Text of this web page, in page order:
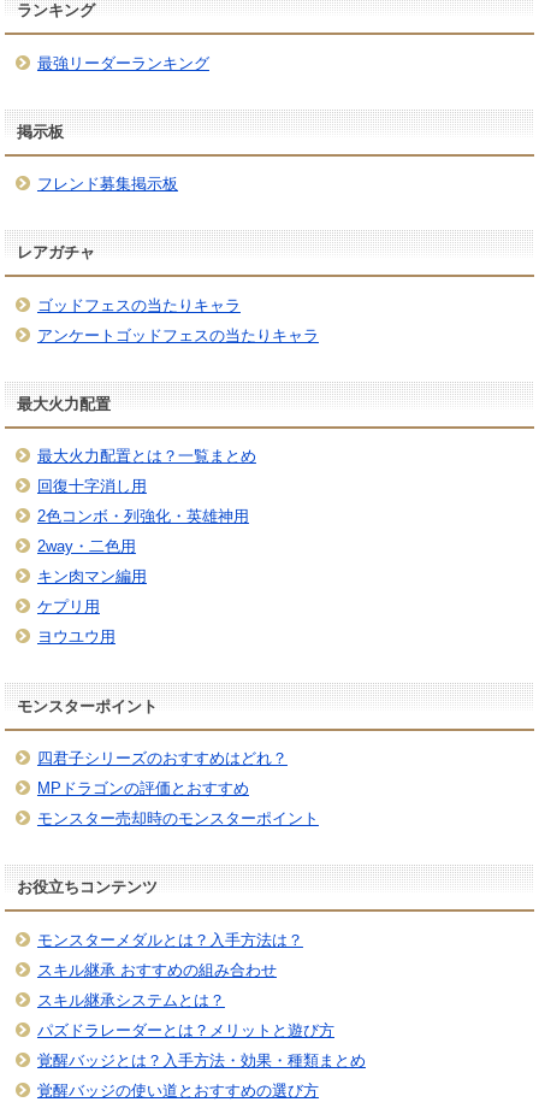
ランキング
最強リーダーランキング
掲示板
フレンド募集掲示板
レアガチャ
ゴッドフェスの当たりキャラ
アンケートゴッドフェスの当たりキャラ
最大火力配置
最大火力配置とは？一覧まとめ
回復十字消し用
2色コンボ・列強化・英雄神用
2way・二色用
キン肉マン編用
ケプリ用
ヨウユウ用
モンスターポイント
四君子シリーズのおすすめはどれ？
MPドラゴンの評価とおすすめ
モンスター売却時のモンスターポイント
お役立ちコンテンツ
モンスターメダルとは？入手方法は？
スキル継承 おすすめの組み合わせ
スキル継承システムとは？
パズドラレーダーとは？メリットと遊び方
覚醒バッジとは？入手方法・効果・種類まとめ
覚醒バッジの使い道とおすすめの選び方